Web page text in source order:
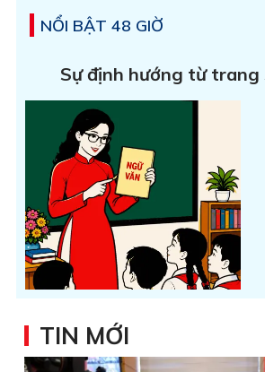
NỔI BẬT 48 GIỜ
Sự định hướng từ trang
TIN MỚI